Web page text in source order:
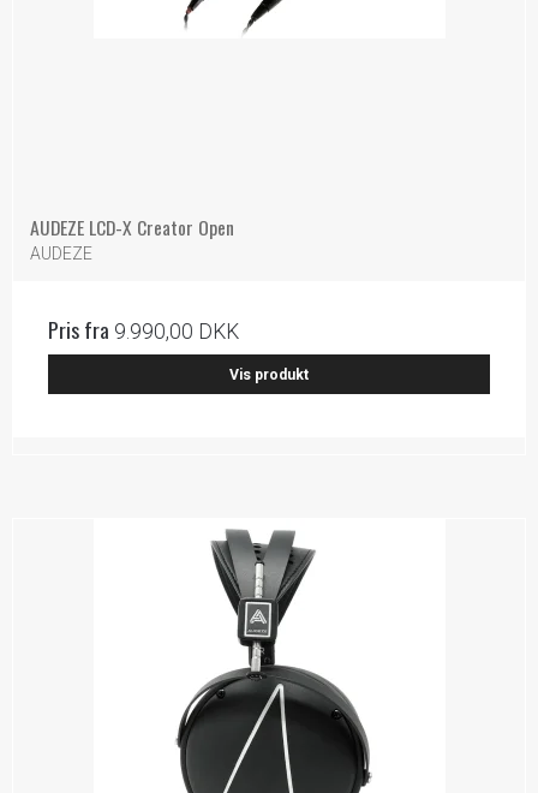
AUDEZE LCD-X Creator Open
AUDEZE
Pris fra 9.990,00 DKK
Vis produkt